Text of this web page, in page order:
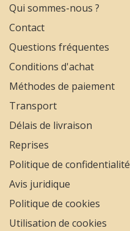
Qui sommes-nous ?
Contact
Questions fréquentes
Conditions d'achat
Méthodes de paiement
Transport
Délais de livraison
Reprises
Politique de confidentialité
Avis juridique
Politique de cookies
Utilisation de cookies